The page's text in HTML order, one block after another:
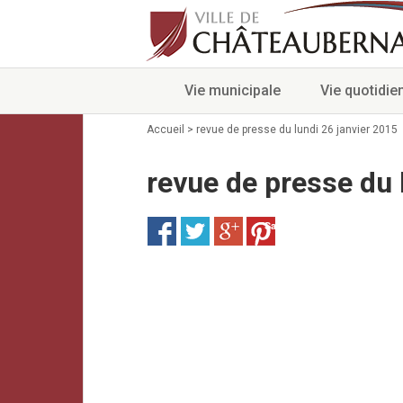
Vie municipale Vie
Accueil > revue de presse du lundi 26 janvier 2015
revue de presse
Save